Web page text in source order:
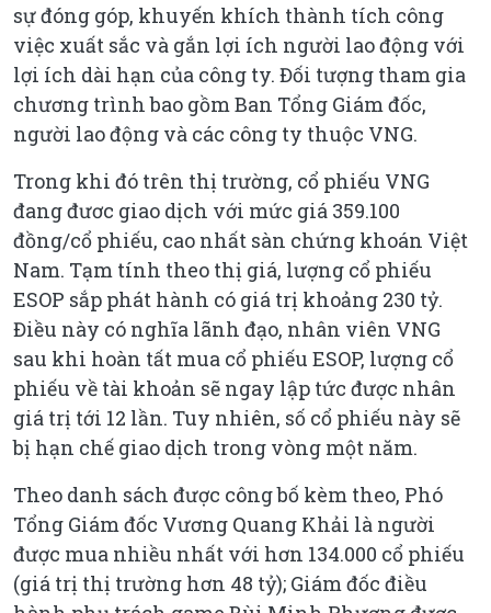
sự đóng góp, khuyến khích thành tích công
việc xuất sắc và gắn lợi ích người lao động với
lợi ích dài hạn của công ty. Đối tượng tham gia
chương trình bao gồm Ban Tổng Giám đốc,
người lao động và các công ty thuộc VNG.
Trong khi đó trên thị trường, cổ phiếu VNG
đang đươc giao dịch với mức giá 359.100
đồng/cổ phiếu, cao nhất sàn chứng khoán Việt
Nam. Tạm tính theo thị giá, lượng cổ phiếu
ESOP sắp phát hành có giá trị khoảng 230 tỷ.
Điều này có nghĩa lãnh đạo, nhân viên VNG
sau khi hoàn tất mua cổ phiếu ESOP, lượng cổ
phiếu về tài khoản sẽ ngay lập tức được nhân
giá trị tới 12 lần. Tuy nhiên, số cổ phiếu này sẽ
bị hạn chế giao dịch trong vòng một năm.
Theo danh sách được công bố kèm theo, Phó
Tổng Giám đốc Vương Quang Khải là người
được mua nhiều nhất với hơn 134.000 cổ phiếu
(giá trị thị trường hơn 48 tỷ); Giám đốc điều